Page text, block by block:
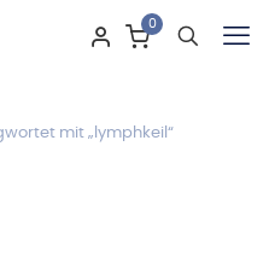
0
mit „lymphkeil“